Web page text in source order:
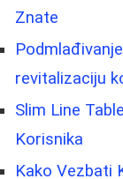
Znate
revitalizaciju
Slim Line
Korisnika
Kako Vezbati